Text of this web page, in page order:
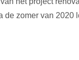
de zomer van 2020